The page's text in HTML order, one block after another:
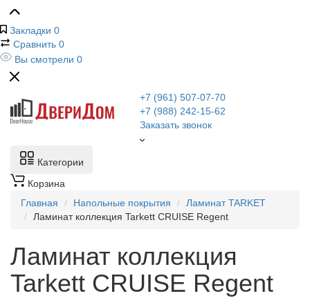
Закладки 0
Сравнить 0
Вы смотрели 0
+7 (961) 507-07-70
+7 (988) 242-15-62
Заказать звонок
Категории
Корзина
Главная
Напольные покрытия
Ламинат TARKET
Ламинат коллекция Tarkett CRUISE Regent
Ламинат коллекция
Tarkett CRUISE Regent